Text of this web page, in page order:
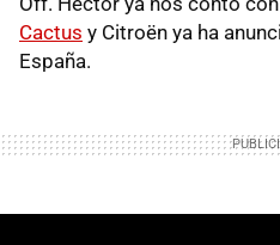
Cactus y Citroën ya ha
España.